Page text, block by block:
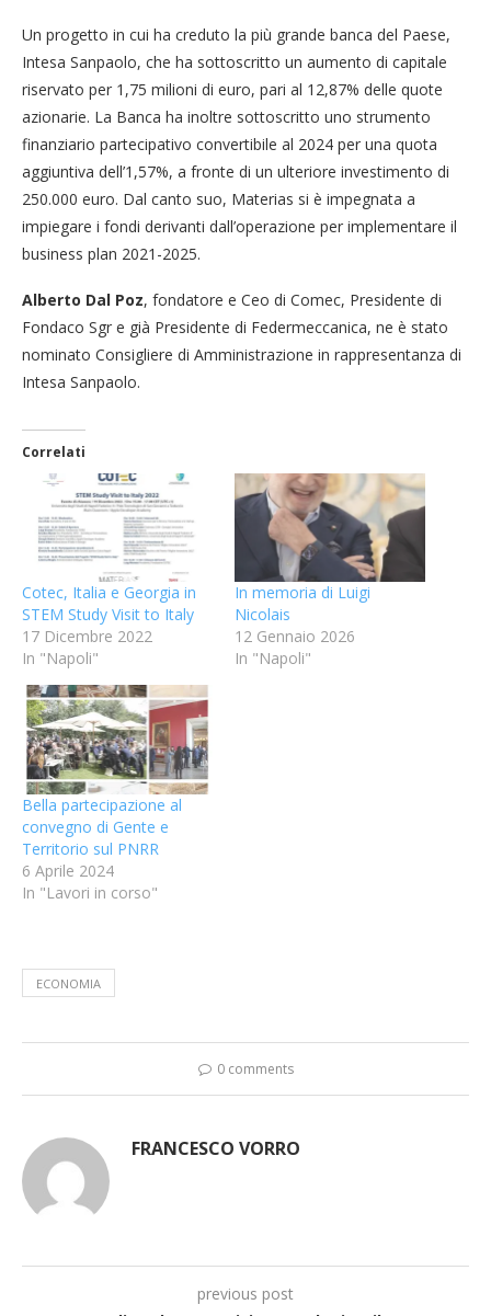
Un progetto in cui ha creduto la più grande banca del Paese,
Intesa Sanpaolo, che ha sottoscritto un aumento di capitale
riservato per 1,75 milioni di euro, pari al 12,87% delle quote
azionarie. La Banca ha inoltre sottoscritto uno strumento
finanziario partecipativo convertibile al 2024 per una quota
aggiuntiva dell’1,57%, a fronte di un ulteriore investimento di
250.000 euro. Dal canto suo, Materias si è impegnata a
impiegare i fondi derivanti dall’operazione per implementare il
business plan 2021-2025.
Alberto Dal Poz, fondatore e Ceo di Comec, Presidente di
Fondaco Sgr e già Presidente di Federmeccanica, ne è stato
nominato Consigliere di Amministrazione in rappresentanza di
Intesa Sanpaolo.
Correlati
Cotec, Italia e Georgia in
STEM Study Visit to Italy
17 Dicembre 2022
In "Napoli"
In memoria di Luigi
Nicolais
12 Gennaio 2026
In "Napoli"
Bella partecipazione al
convegno di Gente e
Territorio sul PNRR
6 Aprile 2024
In "Lavori in corso"
ECONOMIA
0 comments
FRANCESCO VORRO
previous post